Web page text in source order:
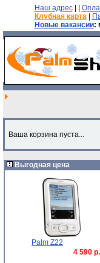
Наш адрес| |
Клубная карта|
Новые вакансии:
Ваша корзина пуста...
Выгодная цена
Palm Z22
4 590 р.